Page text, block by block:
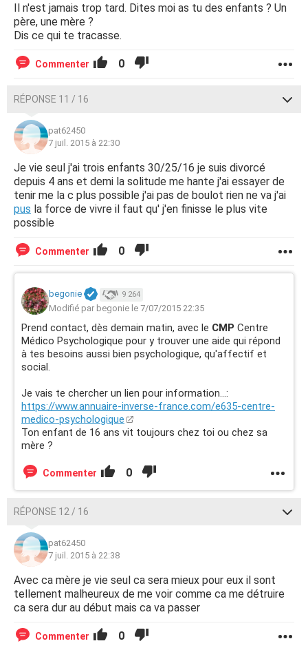
Il n'est jamais trop tard. Dites moi as tu des enfants ? Un
père, une mère ?
Dis ce qui te tracasse.
Commenter 0
RÉPONSE 11 / 16
pat62450
7 juil. 2015 à 22:30
Je vie seul j'ai trois enfants 30/25/16 je suis divorcé
depuis 4 ans et demi la solitude me hante j'ai essayer de
tenir me la c plus possible j'ai pas de boulot rien ne va j'ai
pus la force de vivre il faut qu' j'en finisse le plus vite
possible
Commenter 0
begonie 9 264
Modifié par begonie le 7/07/2015 22:35
Prend contact, dès demain matin, avec le CMP Centre
Médico Psychologique pour y trouver une aide qui répond
à tes besoins aussi bien psychologique, qu'affectif et
social.
Je vais te chercher un lien pour information...:
https://www.annuaire-inverse-france.com/e635-centre-
medico-psychologique
Ton enfant de 16 ans vit toujours chez toi ou chez sa
mère ?
Commenter 0
RÉPONSE 12 / 16
pat62450
7 juil. 2015 à 22:38
Avec ca mère je vie seul ca sera mieux pour eux il sont
tellement malheureux de me voir comme ca me détruire
ca sera dur au début mais ca va passer
Commenter 0